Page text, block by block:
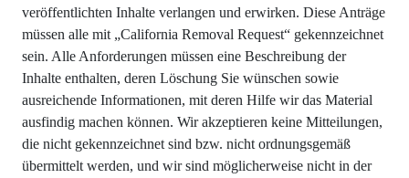
veröffentlichten Inhalte verlangen und erwirken. Diese Anträge
müssen alle mit „California Removal Request“ gekennzeichnet
sein. Alle Anforderungen müssen eine Beschreibung der
Inhalte enthalten, deren Löschung Sie wünschen sowie
ausreichende Informationen, mit deren Hilfe wir das Material
ausfindig machen können. Wir akzeptieren keine Mitteilungen,
die nicht gekennzeichnet sind bzw. nicht ordnungsgemäß
übermittelt werden, und wir sind möglicherweise nicht in der